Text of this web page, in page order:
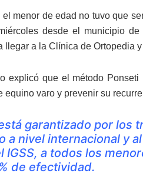
menor de edad no tuvo que
desde el municipio
llegar a la Clínica de Ortopedia
explicó que el método
equino varo y prevenir su
garantizado por los
a nivel internacional y
IGSS, a todos los
de efectividad.